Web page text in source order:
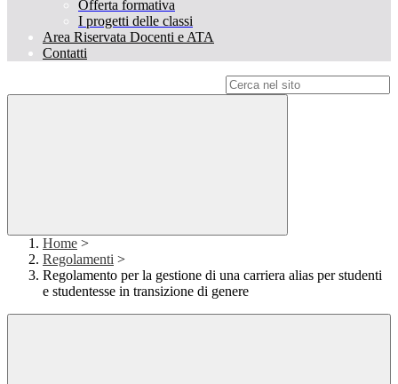
Offerta formativa
I progetti delle classi
Area Riservata Docenti e ATA
Contatti
Home >
Regolamenti >
Regolamento per la gestione di una carriera alias per studenti
e studentesse in transizione di genere